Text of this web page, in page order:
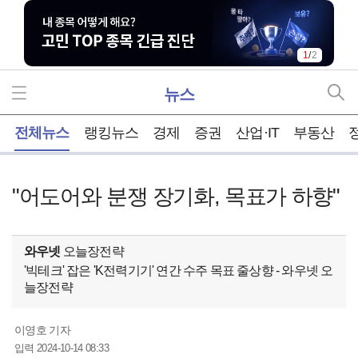
1/2
뉴스
전체뉴스 랭킹뉴스 경제 증권 산업·IT 부동산
"어도어와 분쟁 장기화, 목표가 하향"
와우넷 오늘장전략
'빅테크' 잡은 'K전력기기' 연간 수주 목표 줄상향 - 와우넷 오
늘장전략
이영호 기자
입력 2024-10-14 08:33